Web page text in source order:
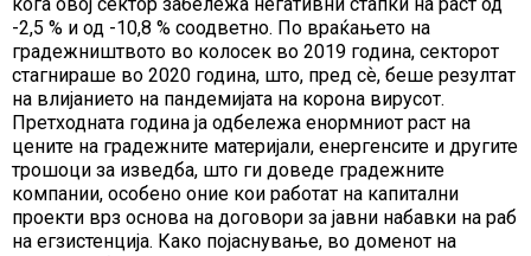
-2,5 % и од -10,8 % соодветно. По враќањето на
градежништвото во колосек во 2019 година, секторот
стагнираше во 2020 година, што, пред сѐ, беше резултат
на влијанието на пандемијата на корона вирусот.
Претходната година ја одбележа енормниот раст на
цените на градежните материјали, енергенсите и другите
трошоци за изведба, што ги доведе градежните
компании, особено оние кои работат на капитални
проекти врз основа на договори за јавни набавки на раб
на егзистенција. Како појаснување, во доменот на